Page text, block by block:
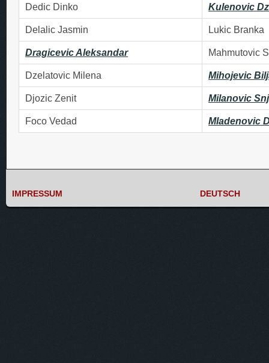
Dedic Dinko Kulenovic
Delalic Jasmin Lukic Branka
Dragicevic Aleksandar Mahmutovic
Dzelatovic Milena Mihojevic
Djozic Zenit Milanovic
Foco Vedad Mladenovic
IMPRESSUM DEUTSCH